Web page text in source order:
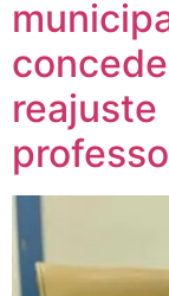
reajuste